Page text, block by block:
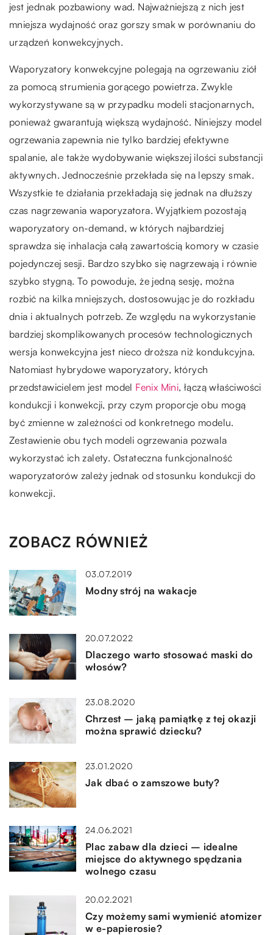
jest jednak pozbawiony wad. Najważniejszą z nich jest
mniejsza wydajność oraz gorszy smak w porównaniu do
urządzeń konwekcyjnych.
Waporyzatory konwekcyjne polegają na ogrzewaniu ziół
za pomocą strumienia gorącego powietrza. Zwykle
wykorzystywane są w przypadku modeli stacjonarnych,
ponieważ gwarantują większą wydajność. Niniejszy model
ogrzewania zapewnia nie tylko bardziej efektywne
spalanie, ale także wydobywanie większej ilości substancji
aktywnych. Jednocześnie przekłada się na lepszy smak.
Wszystkie te działania przekładają się jednak na dłuższy
czas nagrzewania waporyzatora. Wyjątkiem pozostają
waporyzatory on-demand, w których najbardziej
sprawdza się inhalacja całą zawartością komory w czasie
pojedynczej sesji. Bardzo szybko się nagrzewają i równie
szybko stygną. To powoduje, że jedną sesję, można
rozbić na kilka mniejszych, dostosowując je do rozkładu
dnia i aktualnych potrzeb. Ze względu na wykorzystanie
bardziej skomplikowanych procesów technologicznych
wersja konwekcyjna jest nieco droższa niż kondukcyjna.
Natomiast hybrydowe waporyzatory, których
przedstawicielem jest model Fenix Mini, łączą właściwości
kondukcji i konwekcji, przy czym proporcje obu mogą
być zmienne w zależności od konkretnego modelu.
Zestawienie obu tych modeli ogrzewania pozwala
wykorzystać ich zalety. Ostateczna funkcjonalność
waporyzatorów zależy jednak od stosunku kondukcji do
konwekcji.
ZOBACZ RÓWNIEŻ
03.07.2019
Modny strój na wakacje
20.07.2022
Dlaczego warto stosować maski do
włosów?
23.08.2020
Chrzest – jaką pamiątkę z tej okazji
można sprawić dziecku?
23.01.2020
Jak dbać o zamszowe buty?
24.06.2021
Plac zabaw dla dzieci – idealne
miejsce do aktywnego spędzania
wolnego czasu
20.02.2021
Czy możemy sami wymienić atomizer
w e-papierosie?